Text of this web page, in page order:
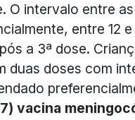
O intervalo entre
entre 12
a 3ª dose.
doses com
vacina